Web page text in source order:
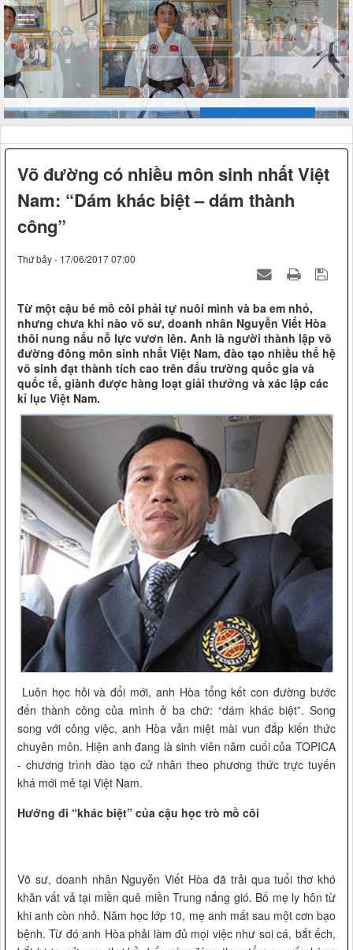
Võ đường có nhiều môn sinh nhất Việt
Nam: “Dám khác biệt – dám thành
công”
Thứ bảy - 17/06/2017 07:00
Từ một cậu bé mồ côi phải tự nuôi mình và ba em nhỏ,
nhưng chưa khi nào võ sư, doanh nhân Nguyễn Viết Hòa
thôi nung nấu nỗ lực vươn lên. Anh là người thành lập võ
đường đông môn sinh nhất Việt Nam, đào tạo nhiều thế hệ
võ sinh đạt thành tích cao trên đấu trường quốc gia và
quốc tế, giành được hàng loạt giải thưởng và xác lập các
kỉ lục Việt Nam.
Luôn học hỏi và đổi mới, anh Hòa tổng kết con đường bước
đến thành công của mình ở ba chữ: “dám khác biệt”. Song
song với công việc, anh Hòa vẫn miệt mài vun đắp kiến thức
chuyên môn. Hiện anh đang là sinh viên năm cuối của TOPICA
- chương trình đào tạo cử nhân theo phương thức trực tuyến
khá mới mẻ tại Việt Nam.
Hướng đi “khác biệt” của cậu học trò mồ côi
Võ sư, doanh nhân Nguyễn Viết Hòa đã trải qua tuổi thơ khó
khăn vất vả tại miền quê miền Trung nắng gió. Bố mẹ ly hôn từ
khi anh còn nhỏ. Năm học lớp 10, mẹ anh mất sau một cơn bạo
bệnh. Từ đó anh Hòa phải làm đủ mọi việc như soi cá, bắt ếch,